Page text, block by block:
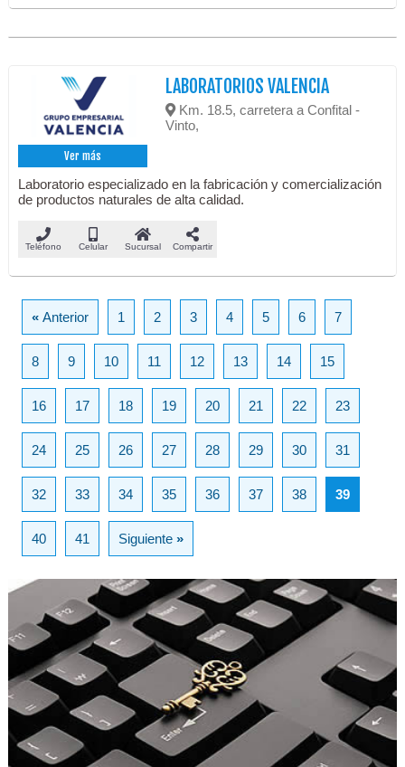
Ver más
LABORATORIOS VALENCIA
Km. 18.5, carretera a Confital -
Vinto,
Laboratorio especializado en la fabricación y comercialización
de productos naturales de alta calidad.
Teléfono Celular Sucursal Compartir
«Anterior 1 2 3 4 5 6 7
8 9 10 11 12 13 14 15
16 17 18 19 20 21 22 23
24 25 26 27 28 29 30 31
32 33 34 35 36 37 38 39
40 41 Siguiente»